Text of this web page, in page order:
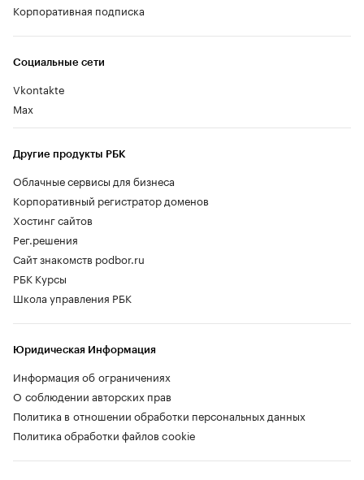
Социальные сети
Vkontakte
Max
Другие продукты РБК
Облачные сервисы для бизнеса
Корпоративный регистратор доменов
Хостинг сайтов
Рег.решения
Сайт знакомств podbor.ru
РБК Курсы
Школа управления РБК
Корпоративная подписка
Юридическая Информация
Информация об ограничениях
О соблюдении авторских прав
Политика в отношении обработки персональных данных
Политика обработки файлов cookie